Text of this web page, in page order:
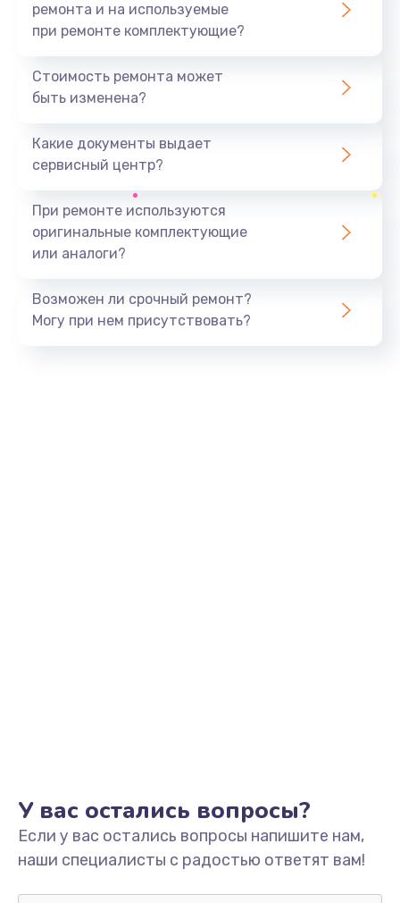
ремонта и на используемые
при ремонте комплектующие?
Стоимость ремонта может
быть изменена?
Какие документы выдает
сервисный центр?
При ремонте используются
оригинальные комплектующие
или аналоги?
Возможен ли срочный ремонт?
Могу при нем присутствовать?
У вас остались вопросы?
Если у вас остались вопросы напишите нам,
наши специалисты с радостью ответят вам!